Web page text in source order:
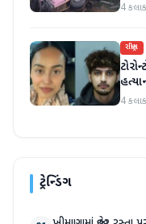
4
રાષ્ટ્રીય
4
ટ્રેન્ડિંગ